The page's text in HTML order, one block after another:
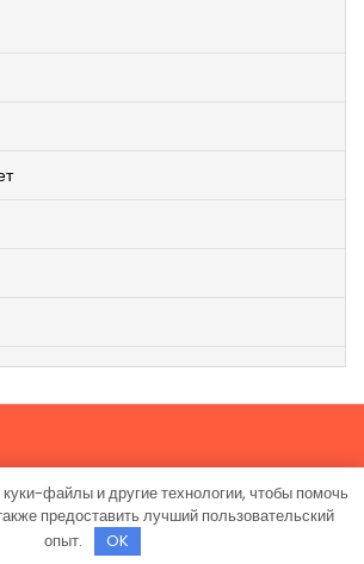
|Viral News WordPress Theme
TheMagnifico.
куки-файлы и другие технологии, чтобы помочь
предоставить лучший пользовательский
опыт.
OK